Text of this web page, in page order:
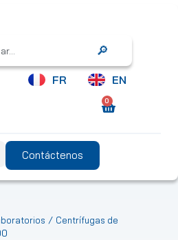
Search
FR EN
0
Contáctenos
/ Centrífugas de